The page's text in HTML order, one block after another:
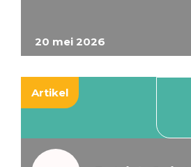
20 mei 2026
Artikel